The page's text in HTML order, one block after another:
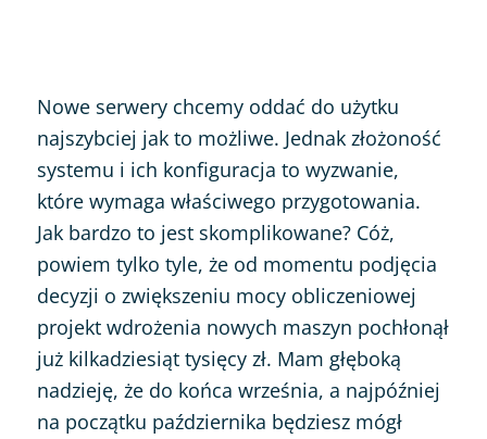
Nowe serwery chcemy oddać do użytku
najszybciej jak to możliwe. Jednak złożoność
systemu i ich konfiguracja to wyzwanie,
które wymaga właściwego przygotowania.
Jak bardzo to jest skomplikowane? Cóż,
powiem tylko tyle, że od momentu podjęcia
decyzji o zwiększeniu mocy obliczeniowej
projekt wdrożenia nowych maszyn pochłonął
już kilkadziesiąt tysięcy zł. Mam głęboką
nadzieję, że do końca września, a najpóźniej
na początku października będziesz mógł